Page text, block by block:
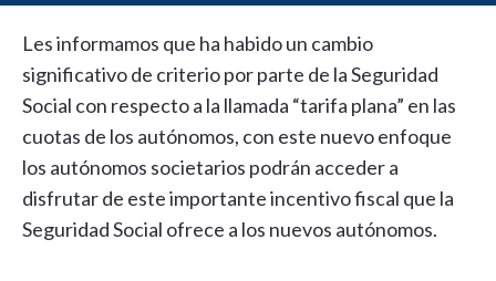
Les informamos que ha habido un cambio
significativo de criterio por parte de la Seguridad
Social con respecto a la llamada “tarifa plana” en las
cuotas de los autónomos, con este nuevo enfoque
los autónomos societarios podrán acceder a
disfrutar de este importante incentivo fiscal que la
Seguridad Social ofrece a los nuevos autónomos.